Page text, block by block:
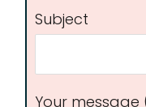
Subject
Your